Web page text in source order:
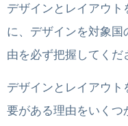
デザインとレイアウ
に、デザインを対象
由を必ず把握してくだ
デザインとレイアウ
要がある理由をいくつ